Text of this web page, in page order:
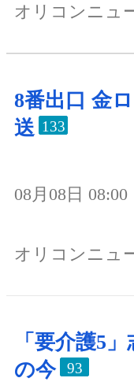
オリコンニュ
8番出口 金
送 133
08月08日 08:00
オリコンニュ
「要介護5
の今
93